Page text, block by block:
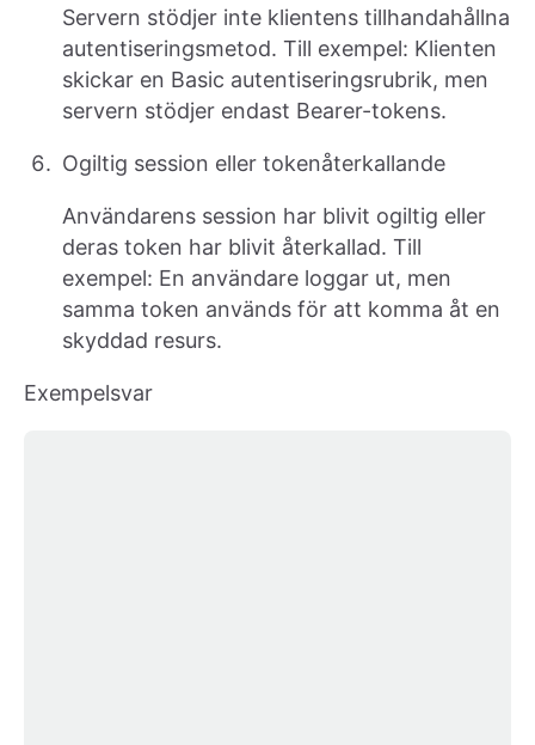
Servern stödjer inte klientens tillhandahållna
autentiseringsmetod. Till exempel: Klienten
skickar en Basic autentiseringsrubrik, men
servern stödjer endast Bearer-tokens.
Ogiltig session eller tokenåterkallande
Användarens session har blivit ogiltig eller
deras token har blivit återkallad. Till
exempel: En användare loggar ut, men
samma token används för att komma åt en
skyddad resurs.
Exempelsvar